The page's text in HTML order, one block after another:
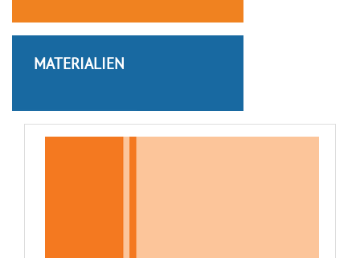
MATERIALIEN